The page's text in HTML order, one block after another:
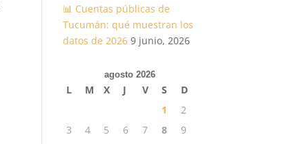
📊 Cuentas públicas de
Tucumán: qué muestran los
datos de 2026 9 junio, 2026
agosto 2026
L M X J V S
D
1
2
3
4 5 6 7 8
9